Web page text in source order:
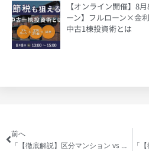
【オンライン開催】
ーン】フルローン×金
中古1棟投資術とは
前へ
「【徹底解説】区分マンション vs 一棟アパート」の動画を公開しました